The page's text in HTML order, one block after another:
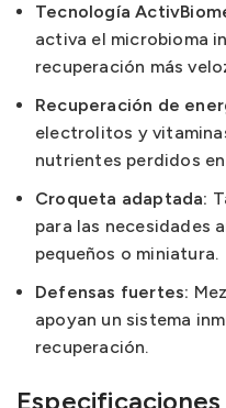
Tecnología
activa el microbioma
recuperación más
Recuperación de
electrolitos y
nutrientes perdidos
Croqueta adaptada:
para las necesidades
pequeños o miniatura.
Defensas fuertes:
apoyan un sistema
recuperación.